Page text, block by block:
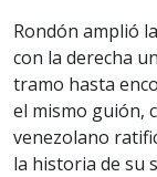
Rondón amplió
con la derecha
tramo hasta
el mismo guión,
venezolano
la historia de su